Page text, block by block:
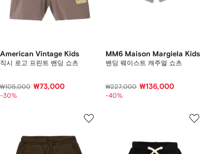
American Vintage Kids
직시 로고 프린트 밴딩 쇼츠
₩105,000 ₩73,000
-30%
MM6 Maison Margiela Kids
밴딩 웨이스트 캐주얼 쇼츠
₩227,000 ₩136,000
-40%